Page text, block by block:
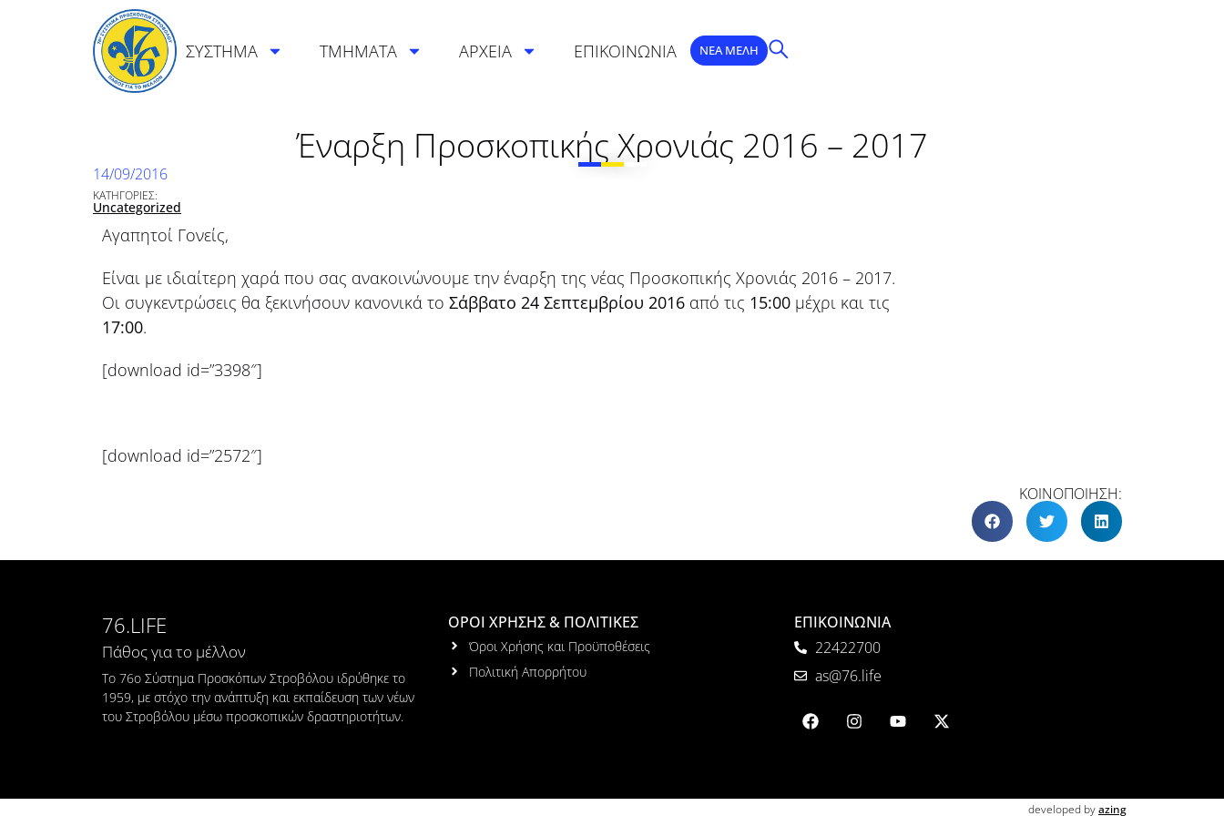
ΣΥΣΤΗΜΑ ΤΜΗΜΑΤΑ ΑΡΧΕΙΑ ΕΠΙΚΟΙΝΩΝΙΑ ΝΕΑ ΜΕΛΗ
Έναρξη Προσκοπικής Χρονιάς 2016 – 2017
14/09/2016
ΚΑΤΗΓΟΡΙΕΣ:
Uncategorized
Αγαπητοί Γονείς,
Είναι με ιδιαίτερη χαρά που σας ανακοινώνουμε την έναρξη της νέας Προσκοπικής Χρονιάς 2016 – 2017.
Οι συγκεντρώσεις θα ξεκινήσουν κανονικά το Σάββατο 24 Σεπτεμβρίου 2016 από τις 15:00 μέχρι και τις
17:00.
[download id=”3398″]
[download id=”2572″]
ΚΟΙΝΟΠΟΙΗΣΗ:
76.LIFE
Πάθος για το μέλλον
Το 76ο Σύστημα Προσκόπων Στροβόλου ιδρύθηκε το
1959, με στόχο την ανάπτυξη και εκπαίδευση των νέων
του Στροβόλου μέσω προσκοπικών δραστηριοτήτων.
ΟΡΟΙ ΧΡΗΣΗΣ & ΠΟΛΙΤΙΚΕΣ
Όροι Χρήσης και Προϋποθέσεις
Πολιτική Απορρήτου
ΕΠΙΚΟΙΝΩΝΙΑ
22422700
as@76.life
developed byazing